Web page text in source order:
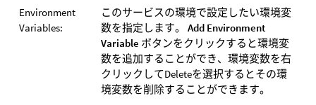
Environment
Variables:
このサービスの環境で設定したい環境変
数を指定します。 Add Environment
Variable ボタンをクリックすると環境変
数を追加することができ、環境変数を右
クリックしてDeleteを選択するとその環
境変数を削除することができます。